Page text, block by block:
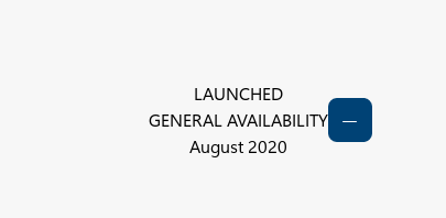
LAUNCHED
GENERAL AVAILABILITY
August 2020